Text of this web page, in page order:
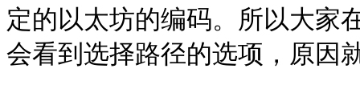
定的以太坊的编码。所以大
会看到选择路径的选项，原因